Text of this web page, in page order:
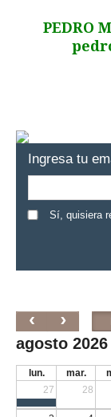
PEDRO
Ingresa tu
Sí, quisiera
agosto 2026
lun. mar.
27
28